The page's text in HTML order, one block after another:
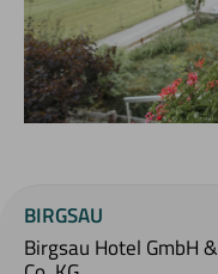
BIRGSAU
Birgsau Hotel GmbH &